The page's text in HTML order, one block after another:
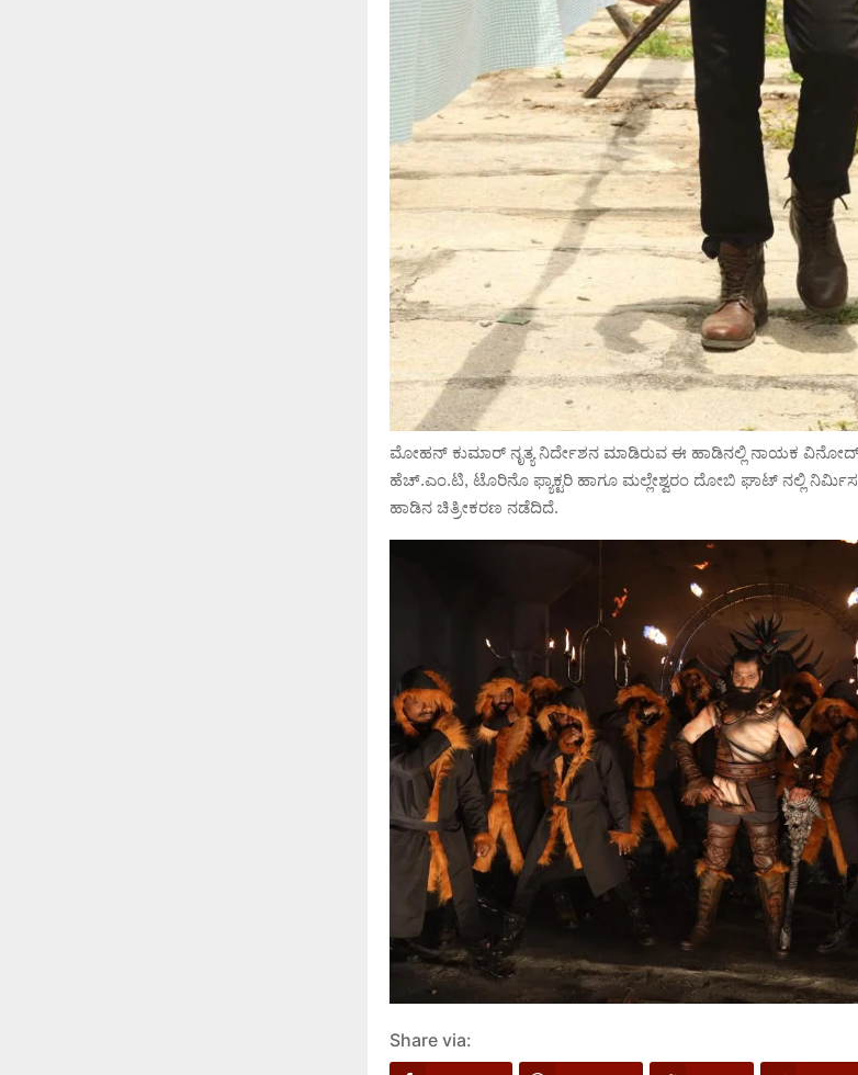
ಮೋಹನ್ ಕುಮಾರ್ ನೃತ್ಯ ನಿರ್ದೇಶನ ಮಾಡಿರುವ ಈ ಹಾಡಿನಲ್ಲಿ ನಾಯಕ
ಹೆಚ್.ಎಂ.ಟಿ, ಟೊರಿನೊ ಫ್ಯಾಕ್ಟರಿ ಹಾಗೂ ಮಲ್ಲೇಶ್ವರಂ ದೋಬಿ ಘಾಟ್ ನಲ್ಲಿ
ಹಾಡಿನ ಚಿತ್ರೀಕರಣ ನಡೆದಿದೆ.
Share via: